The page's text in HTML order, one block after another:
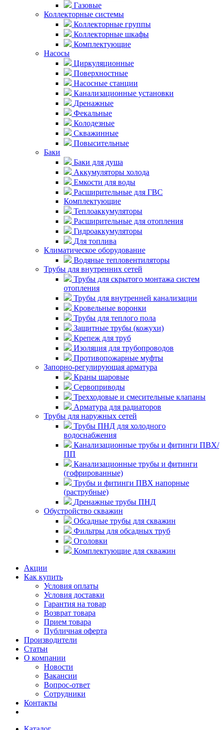
Газовые
Коллекторные системы
Коллекторные группы
Коллекторные шкафы
Комплектующие
Насосы
Циркуляционные
Поверхностные
Насосные станции
Канализационные установки
Дренажные
Фекальные
Колодезные
Скважинные
Повысительные
Баки
Баки для душа
Аккумуляторы холода
Емкости для воды
Расширительные для ГВС
Комплектующие
Теплоаккумуляторы
Расширительные для отопления
Гидроаккумуляторы
Для топлива
Климатическое оборудование
Водяные тепловентиляторы
Трубы для внутренних сетей
Трубы для скрытого монтажа систем
отопления
Трубы для внутренней канализации
Кровельные воронки
Трубы для теплого пола
Защитные трубы (кожухи)
Крепеж для труб
Изоляция для трубопроводов
Противопожарные муфты
Запорно-регулирующая арматура
Краны шаровые
Сервоприводы
Трехходовые и смесительные клапаны
Арматура для радиаторов
Трубы для наружных сетей
Трубы ПНД для холодного
водоснабжения
Канализационные трубы и фитинги ПВХ/
ПП
Канализационные трубы и фитинги
(гофрированные)
Трубы и фитинги ПВХ напорные
(раструбные)
Дренажные трубы ПНД
Обустройство скважин
Обсадные трубы для скважин
Фильтры для обсадных труб
Оголовки
Комплектующие для скважин
Акции
Как купить
Условия оплаты
Условия доставки
Гарантия на товар
Возврат товара
Прием товара
Публичная оферта
Производители
Статьи
О компании
Новости
Вакансии
Вопрос-ответ
Сотрудники
Контакты